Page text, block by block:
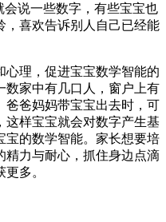
会说一些数字，有些宝宝也
，喜欢告诉别人自己已经能
心理，促进宝宝数学智能的
数家中有几口人，窗户上有
爸爸妈妈带宝宝出去时，可
这样宝宝就会对数字产生基
宝的数学智能。家长想要培
精力与耐心，抓住身边点滴
多。